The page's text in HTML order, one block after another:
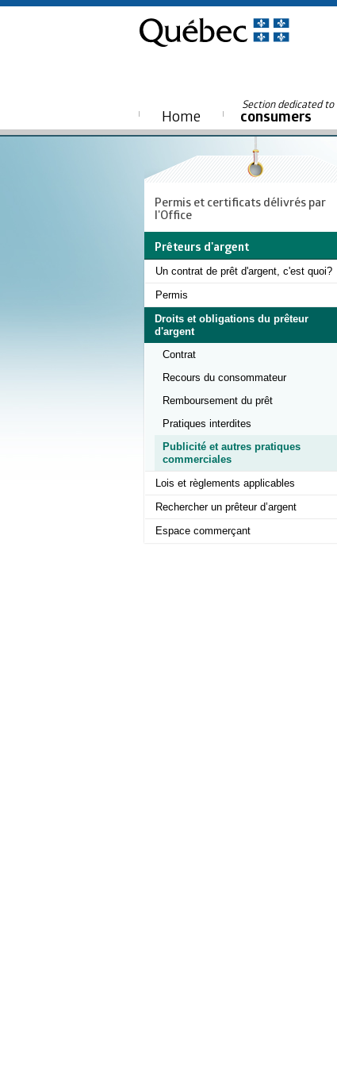
Home
Section dedicated to
consumers
Permis et certificats délivrés par
l'Office
Prêteurs d'argent
Un contrat de prêt d'argent, c'est quoi?
Permis
Droits et obligations du prêteur
d'argent
Contrat
Recours du consommateur
Remboursement du prêt
Pratiques interdites
Publicité et autres pratiques
commerciales
Lois et règlements applicables
Rechercher un prêteur d’argent
Espace commerçant